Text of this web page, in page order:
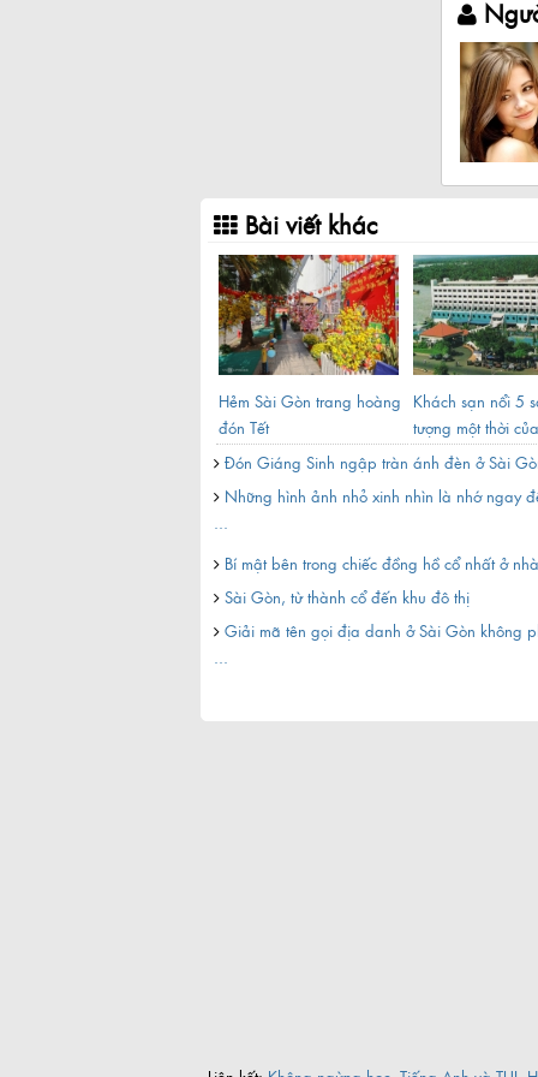
Bài viết khác
Hẻm Sài Gòn trang hoàng
đón Tết
Khách sạn nổi 5
tượng một thời
Đón Giáng Sinh ngập tràn ánh đèn ở Sài
Những hình ảnh nhỏ xinh nhìn là nhớ ngay
...
Bí mật bên trong chiếc đồng hồ cổ nhất ở
Sài Gòn, từ thành cổ đến khu đô thị
Giải mã tên gọi địa danh ở Sài Gòn không
...